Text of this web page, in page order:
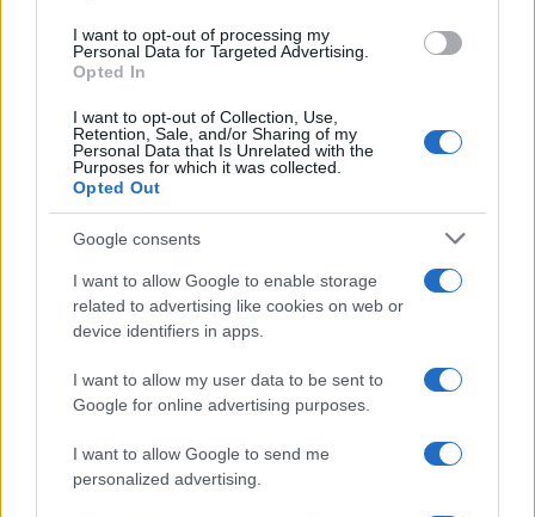
I want to opt-out of processing my
Personal Data for Targeted Advertising.
Opted In
I want to opt-out of Collection, Use,
Retention, Sale, and/or Sharing of my
Personal Data that Is Unrelated with the
Purposes for which it was collected.
Opted Out
Google consents
I want to allow Google to enable storage
related to advertising like cookies on web or
device identifiers in apps.
I want to allow my user data to be sent to
Google for online advertising purposes.
I want to allow Google to send me
personalized advertising.
Bolzano
Paolo Mariani · 4 Ago 2026
BREAKING NEWS